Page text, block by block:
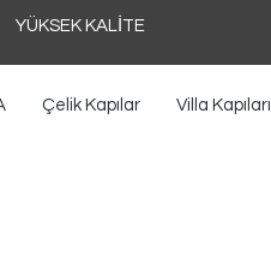
YÜKSEK KALİTE
Çelik Kapılar Villa Kapıları